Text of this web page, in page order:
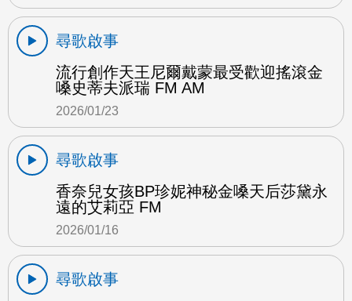
尋歌啟事
流行創作天王尼爾戴蒙最受歡迎搖滾金
嗓史蒂夫派瑞 FM AM
2026/01/23
尋歌啟事
香奈兒女孩BP珍妮神秘金嗓天后莎黛永
遠的艾莉亞 FM
2026/01/16
尋歌啟事